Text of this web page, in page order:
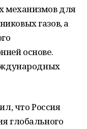
механизмов для
газов, а
основе.
что Россия
глобального